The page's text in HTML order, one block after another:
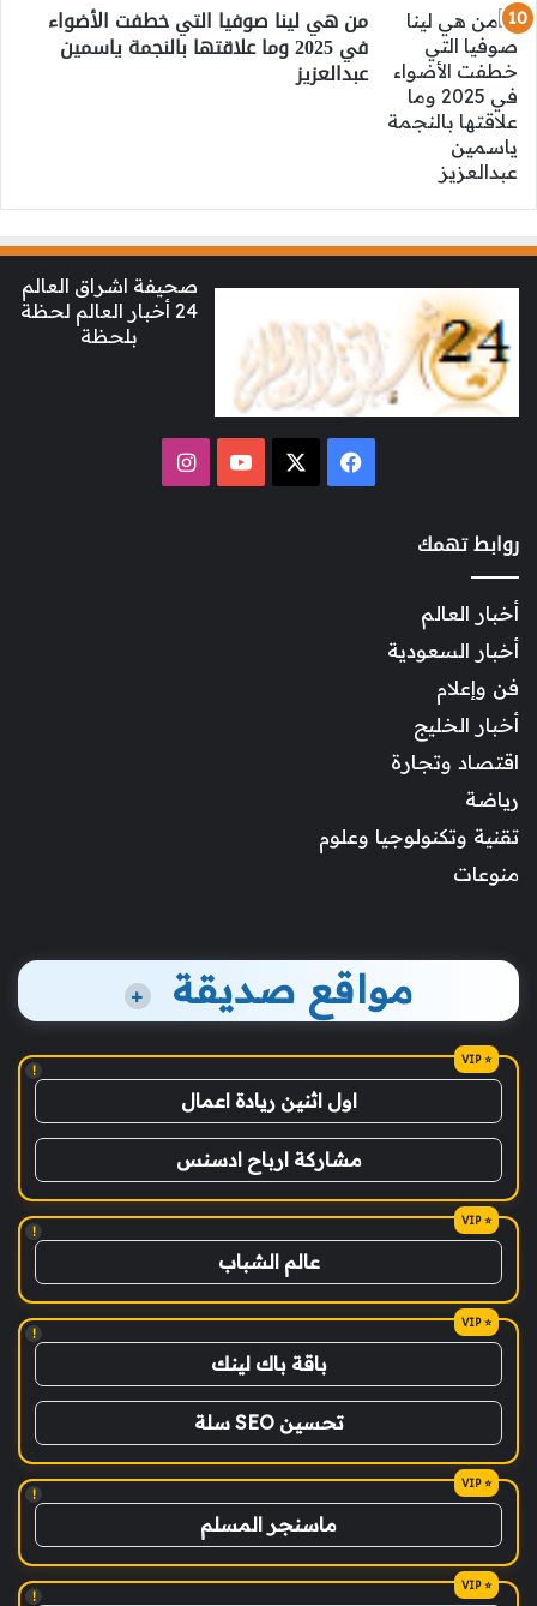
من هي لينا صوفيا التي خطفت الأضواء
في 2025 وما علاقتها بالنجمة ياسمين
عبدالعزيز
صحيفة اشراق العالم
24 أخبار العالم لحظة
بلحظة
فيسبوك ‫YouTubeانستقرام
روابط تهمك
أخبار العالم
أخبار السعودية
فن وإعلام
أخبار الخليج
اقتصاد وتجارة
رياضة
تقنية وتكنولوجيا وعلوم
منوعات
مواقع صديقة +
!
اول اثنين ريادة اعمال
مشاركة ارباح ادسنس
!
عالم الشباب
!
باقة باك لينك
تحسين SEO سلة
!
ماسنجر المسلم
!